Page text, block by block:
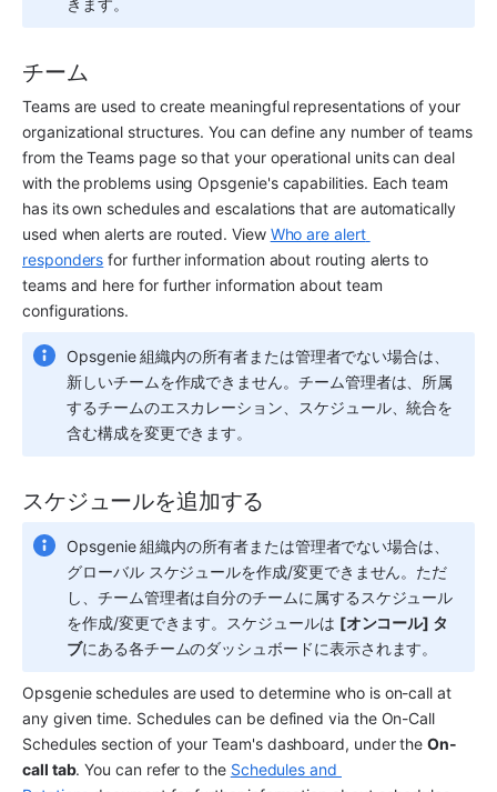
きます。
チーム
Teams are used to create meaningful representations of your
organizational structures. You can define any number of teams
from the Teams page so that your operational units can deal
with the problems using Opsgenie's capabilities. Each team
has its own schedules and escalations that are automatically
used when alerts are routed. View Who are alert
responders for further information about routing alerts to
teams and here for further information about team
configurations.
Opsgenie 組織内の所有者または管理者でない場合は、
新しいチームを作成できません。チーム管理者は、所属
するチームのエスカレーション、スケジュール、統合を
含む構成を変更できます。
スケジュールを追加する
Opsgenie 組織内の所有者または管理者でない場合は、
グローバル スケジュールを作成/変更できません。ただ
し、チーム管理者は自分のチームに属するスケジュール
を作成/変更できます。スケジュールは [オンコール] タ
ブにある各チームのダッシュボードに表示されます。
Opsgenie schedules are used to determine who is on-call at
any given time. Schedules can be defined via the On-Call
Schedules section of your Team's dashboard, under the On-
call tab. You can refer to the Schedules and